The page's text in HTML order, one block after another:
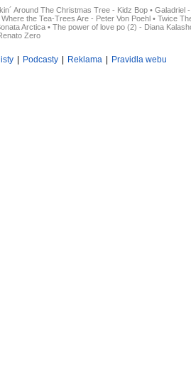
Around The Christmas Tree - Kidz Bop • Galadriel
the Tea-Trees Are - Peter Von Poehl • Twice
Arctica • The power of love po (2) - Diana
Zero
Podcasty Reklama Pravidla webu